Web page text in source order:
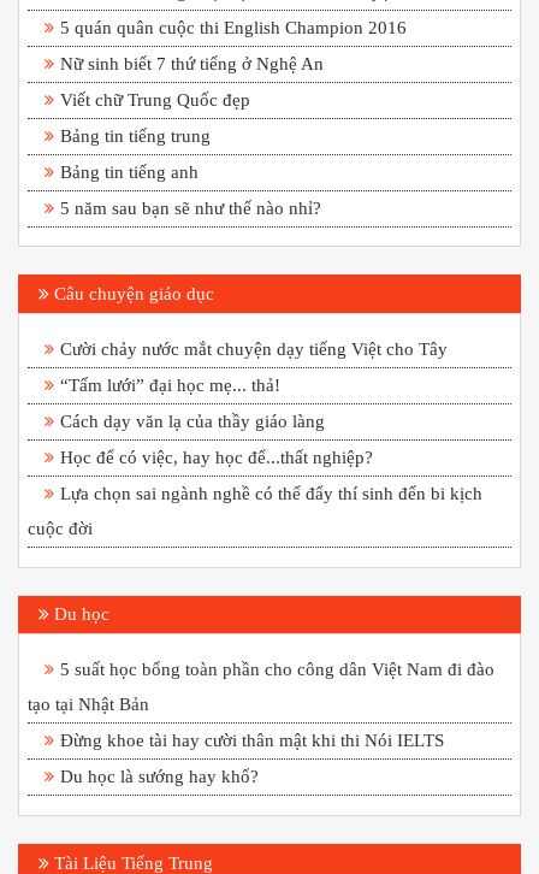
5 quán quân cuộc thi English Champion 2016
Nữ sinh biết 7 thứ tiếng ở Nghệ An
Viết chữ Trung Quốc đẹp
Bảng tin tiếng trung
Bảng tin tiếng anh
5 năm sau bạn sẽ như thế nào nhỉ?
Câu chuyện giáo dục
Cười chảy nước mắt chuyện dạy tiếng Việt cho Tây
“Tấm lưới” đại học mẹ... thả!
Cách dạy văn lạ của thầy giáo làng
Học để có việc, hay học để...thất nghiệp?
Lựa chọn sai ngành nghề có thể đẩy thí sinh đến bi kịch
cuộc đời
Du học
5 suất học bổng toàn phần cho công dân Việt Nam đi đào
tạo tại Nhật Bản
Đừng khoe tài hay cười thân mật khi thi Nói IELTS
Du học là sướng hay khổ?
Tài Liệu Tiếng Trung